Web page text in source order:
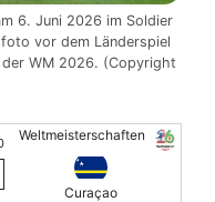
6. Juni 2026 im Soldier
vor dem Länderspiel
WM 2026. (Copyright
Weltmeisterschaften
Curaçao